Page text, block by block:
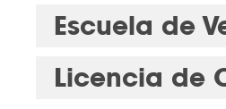
Escuela de
Licencia de